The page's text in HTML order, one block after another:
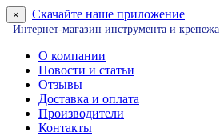
× Скачайте наше приложение
Интернет-магазин инструмента и крепежа
О компании
Новости и статьи
Отзывы
Доставка и оплата
Производители
Контакты